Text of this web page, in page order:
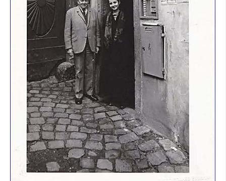
AUTOŘI
PŘÍSPĚVKY NA PROVOZ
SOCIÁLNÍ SÍTĚ
RUBRIKY
PLNÁ VERZE STRÁNEK